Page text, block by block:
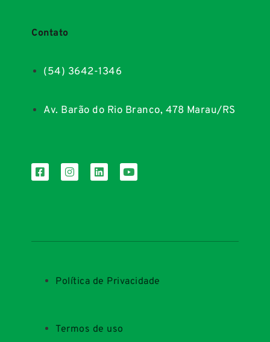
Contato
(54) 3642-1346
Av. Barão do Rio Branco, 478 Marau/RS
Política de Privacidade
Termos de uso